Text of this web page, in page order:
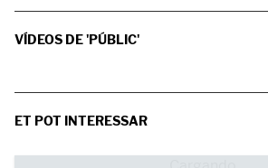
VÍDEOS DE 'PÚBLIC'
ET POT INTERESSAR